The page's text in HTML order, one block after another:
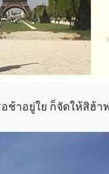
ช้าอยู่ใย ก็จัดให้สิฮ้า